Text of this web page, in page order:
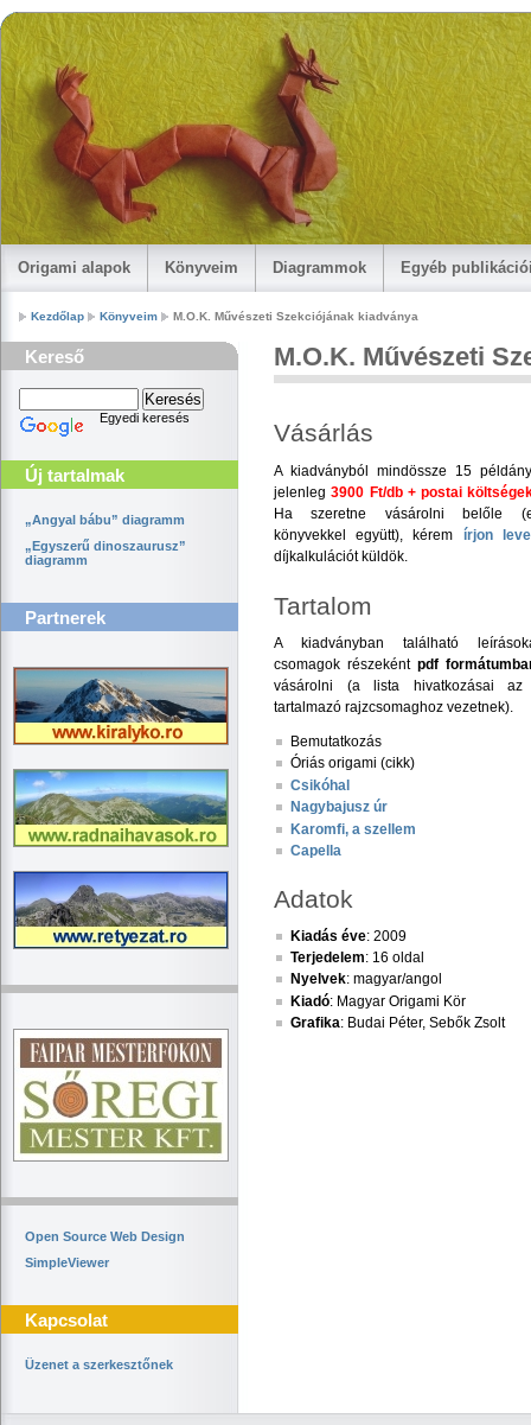
Origami alapok Könyveim Diagrammok Egyéb
Kezdőlap Könyveim M.O.K. Művészeti Szekciójának kiadványa
Kereső
Egyedi keresés
Új tartalmak
„Angyal bábu” diagramm
„Egyszerű dinoszaurusz”
diagramm
Partnerek
Open Source Web Design
SimpleViewer
Kapcsolat
Üzenet a szerkesztőnek
M.O.K. Művészeti
Vásárlás
A kiadványból mindössze 15
jelenleg3900 Ft/db + postai
Ha szeretne vásárolni belőle
könyvekkel együtt), kérem írjon
díjkalkulációt küldök.
Tartalom
A kiadványban található
csomagok részeként pdf
vásárolni (a lista hivatkozásai az
tartalmazó rajzcsomaghoz vezetnek).
Bemutatkozás
Óriás origami (cikk)
Csikóhal
Nagybajusz úr
Karomfi, a szellem
Capella
Adatok
Kiadás éve: 2009
Terjedelem: 16 oldal
Nyelvek: magyar/angol
Kiadó: Magyar Origami Kör
Grafika: Budai Péter, Sebők Zsolt